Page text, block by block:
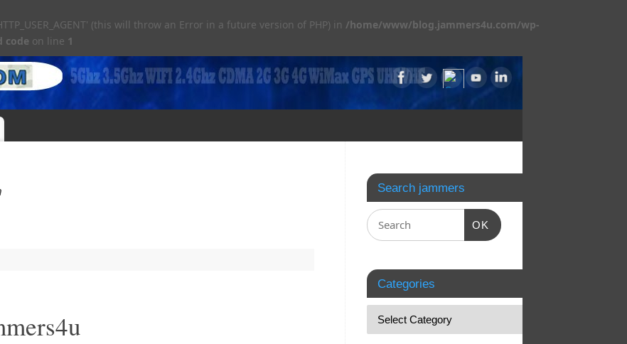
(this will throw an Error in a future version of PHP) in /home/www/blog.jammers4u.com/wp-
code on line 1
Search jammers
OK
Categories